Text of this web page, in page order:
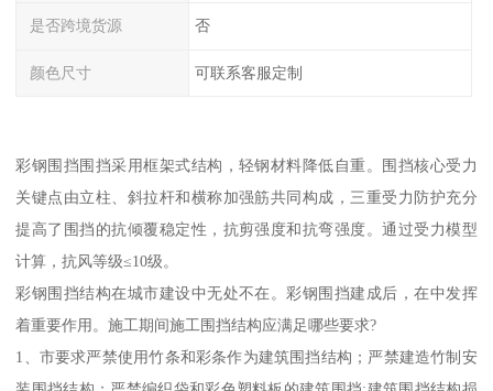
是否跨境货源 否
颜色尺寸 可联系客服定制
彩钢围挡围挡采用框架式结构，轻钢材料降低自重。围挡核心受力
关键点由立柱、斜拉杆和横称加强筋共同构成，三重受力防护充分
提高了围挡的抗倾覆稳定性，抗剪强度和抗弯强度。通过受力模型
计算，抗风等级≤10级。
彩钢围挡结构在城市建设中无处不在。彩钢围挡建成后，在中发挥
着重要作用。施工期间施工围挡结构应满足哪些要求?
1、市要求严禁使用竹条和彩条作为建筑围挡结构；严禁建造竹制安